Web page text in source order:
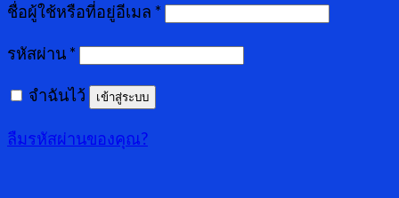
ชื่อผู้ใช้หรือที่อยู่อีเมล *
รหัสผ่าน *
จำฉันไว้ เข้าสู่ระบบ
ลืมรหัสผ่านของคุณ?